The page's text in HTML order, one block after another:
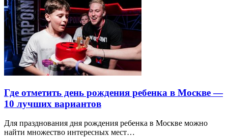
Где отметить день рождения ребенка в Москве —
10 лучших вариантов
Для празднования дня рождения ребенка в Москве можно
найти множество интересных мест…